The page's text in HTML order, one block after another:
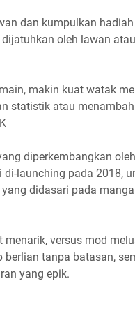
dan kumpulkan
oleh lawan
makin kuat watak
statistik atau
diperkembangkan
launching pada 2018,
didasari pada
versus mod
tanpa batasan,
yang epik.